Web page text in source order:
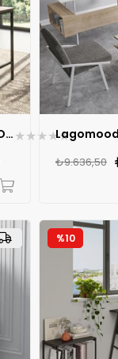
Lagomood Modulago Ofis Masa Takımı Antrasit Ceviz ★★★★★
₺9.636,50
%10